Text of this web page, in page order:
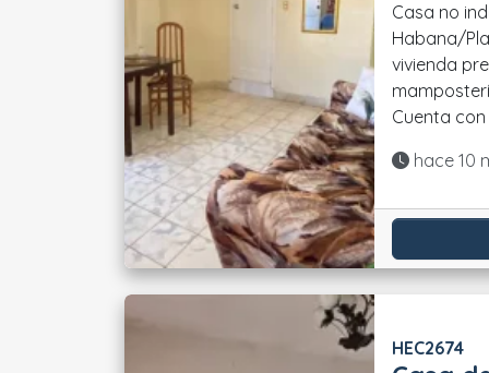
Casa no
Habana/Playa. ##
vivienda
Cuenta con
hace 10
HEC2674